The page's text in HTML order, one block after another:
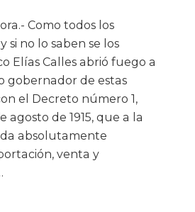
Como todos los
si no lo saben se los
Elías Calles abrió fuego a
gobernador de estas
el Decreto número 1,
agosto de 1915, que a la
absolutamente
venta y